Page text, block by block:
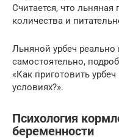
Считается, что
количества и
Льняной урбеч реально
самостоятельно,
«Как приготовить
условиях?».
Психология
беременности